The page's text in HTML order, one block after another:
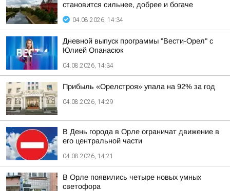
становится сильнее, добрее и богаче
04.08.2026, 14:34
Дневной выпуск программы "Вести-Орел" с
Юлией Опанасюк
04.08.2026, 14:34
Прибыль «Орелстроя» упала на 92% за год
04.08.2026, 14:29
В День города в Орле ограничат движение в
его центральной части
04.08.2026, 14:21
В Орле появились четыре новых умных
светофора